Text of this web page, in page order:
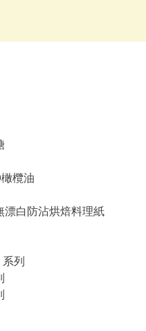
欖油
白防沾烘焙料理紙
列